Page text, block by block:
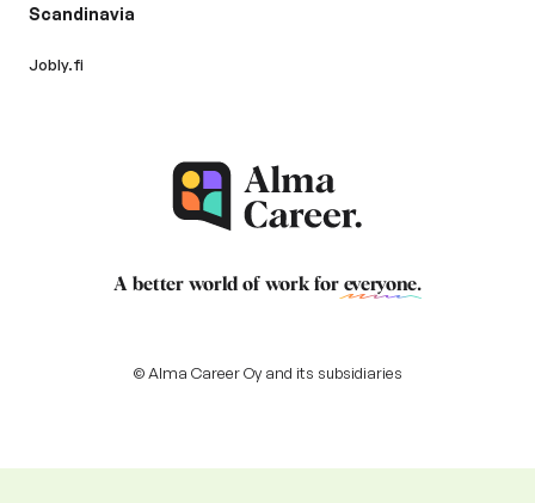
Scandinavia
Jobly.fi
A better world of work for everyone.
© Alma Career Oy and its subsidiaries